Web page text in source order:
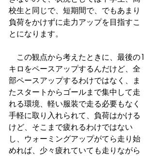
校生と同じで、短期間で、でもあまり
負荷をかけずに走力アップを目指すこ
とになります。
この観点から考えたときに、最後の1
キロをペースアップするんだけど、全
部ペースアップするわけではなく、ま
たスタートからゴールまで集中して走
れる環境、軽い服装で走る必要もなく
手軽に取り入れられて、負荷はかける
けど、そこまで疲れるわけではない
し、ウォーミングアップがてら走り始
めれば、少々疲れていても走りながら